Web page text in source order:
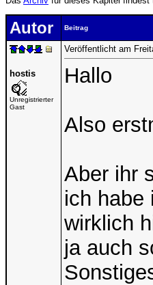
Autor Beitrag
hostis
Unregistrierter
Gast
Veröffentlicht am
Hallo
Also
Aber ihr
ich habe
wirklich
ja auch